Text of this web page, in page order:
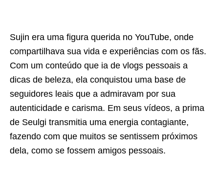
Sujin era uma figura querida no YouTube, onde
compartilhava sua vida e experiências com os fãs.
Com um conteúdo que ia de vlogs pessoais a
dicas de beleza, ela conquistou uma base de
seguidores leais que a admiravam por sua
autenticidade e carisma. Em seus vídeos, a prima
de Seulgi transmitia uma energia contagiante,
fazendo com que muitos se sentissem próximos
dela, como se fossem amigos pessoais.